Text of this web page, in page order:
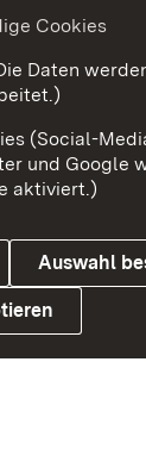
Kontakt
Cookies
Daten
(Social-
und Google
aktiviert.)
Auswahl